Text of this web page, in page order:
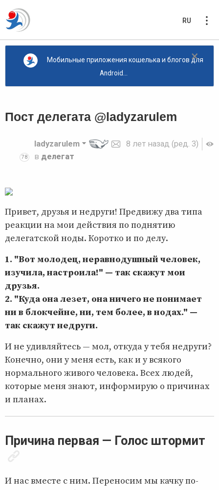
RU
×
Мобильные приложения кошелька и блогов для
Android...
Пост делегата @ladyzarulem
8 лет назад (ред. 3)
78
ladyzarulem
в делегат
Привет, друзья и недруги! Предвижу два типа
реакции на мои действия по поднятию
делегатской ноды. Коротко и по делу.
1. "Вот молодец, неравнодушный человек,
изучила, настроила!" — так скажут мои
друзья.
2. "Куда она лезет, она ничего не понимает
ни в блокчейне, ни, тем более, в нодах." —
так скажут недруги.
И не удивляйтесь — мол, откуда у тебя недруги?
Конечно, они у меня есть, как и у всякого
нормального живого человека. Всех людей,
которые меня знают, информирую о причинах
и планах.
Причина первая — Голос штормит
И нас вместе с ним. Переносим мы качку по-